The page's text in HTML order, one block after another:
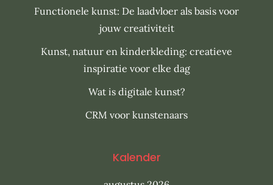
Functionele kunst: De laadvloer als basis voor
jouw creativiteit
Kunst, natuur en kinderkleding: creatieve
inspiratie voor elke dag
Wat is digitale kunst?
CRM voor kunstenaars
Kalender